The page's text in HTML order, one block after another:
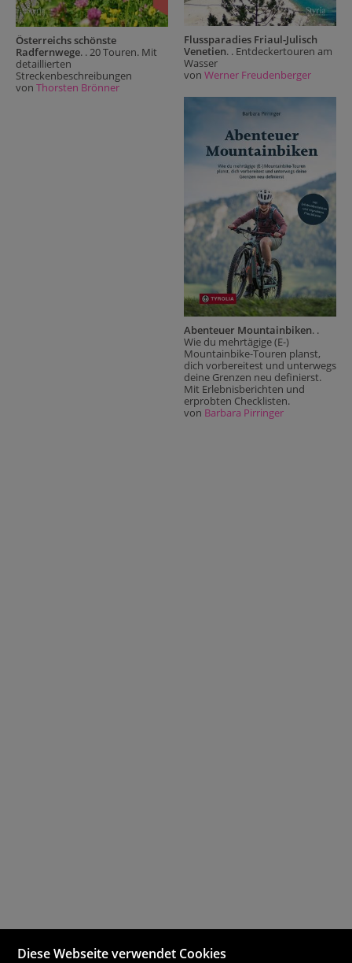
Österreichs schönste
Radfernwege. . 20 Touren. Mit
detaillierten
Streckenbeschreibungen
von Thorsten Brönner
Flussparadies Friaul-Julisch
Venetien. . Entdeckertouren am
Wasser
von Werner Freudenberger
Abenteuer Mountainbiken. .
Wie du mehrtägige (E-)
Mountainbike-Touren planst,
dich vorbereitest und unterwegs
deine Grenzen neu definierst.
Mit Erlebnisberichten und
erprobten Checklisten.
von Barbara Pirringer
Diese Webseite verwendet Cookies